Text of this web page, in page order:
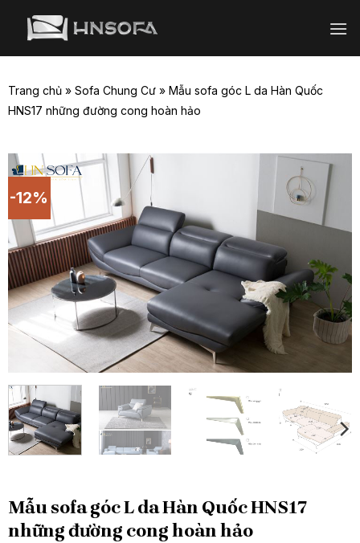
Trang chủ» Sofa Chung Cư» Mẫu sofa góc L da Hàn Quốc
HNS17 những đường cong hoàn hảo
-12%
Mẫu sofa góc L da Hàn Quốc HNS17
những đường cong hoàn hảo